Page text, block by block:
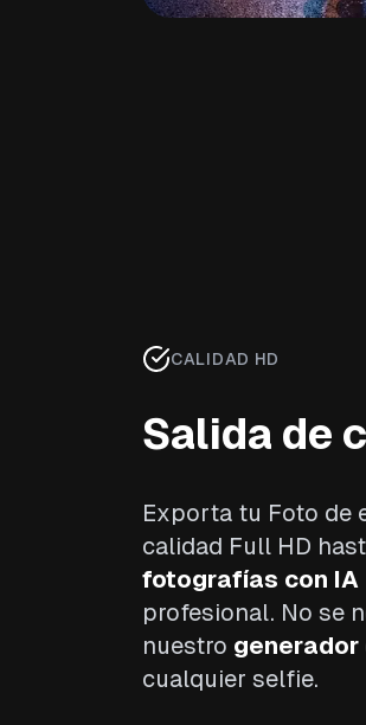
CALIDAD HD
Salida de
Exporta tu Foto de
calidad Full HD
fotografías con IA
profesional. No se
nuestro generador
cualquier selfie.